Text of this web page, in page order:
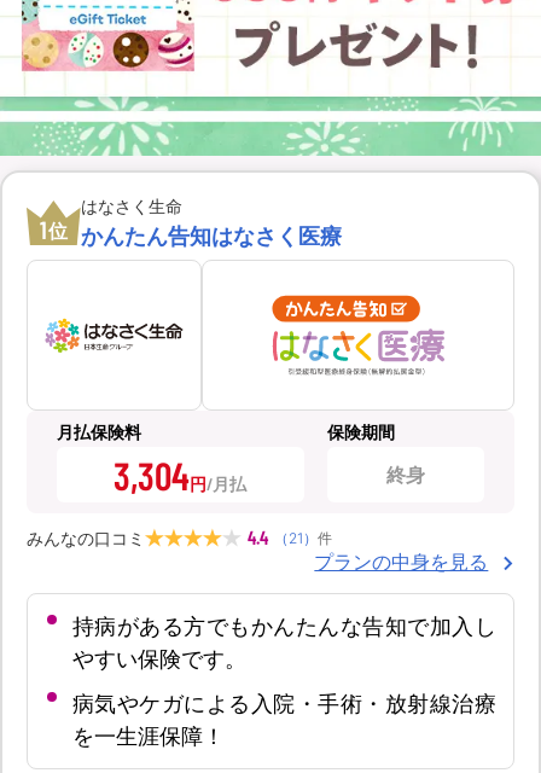
1位
はなさく生命
かんたん告知はなさく医療
月払保険料
3,304円
保険期間
終身
みんなの口コミ 4.4 （ 21 ） 件
プランの中身を見る
持病がある方でもかんたんな告知で加入し
やすい保険です。
病気やケガによる入院・手術・放射線治療
を一生涯保障！